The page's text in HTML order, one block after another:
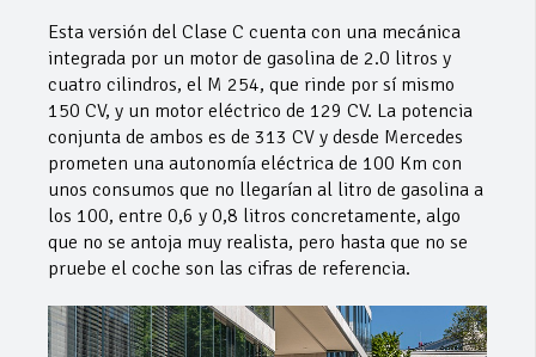
Esta versión del Clase C cuenta con una mecánica
integrada por un motor de gasolina de 2.0 litros y
cuatro cilindros, el M 254, que rinde por sí mismo
150 CV, y un motor eléctrico de 129 CV. La potencia
conjunta de ambos es de 313 CV y desde Mercedes
prometen una autonomía eléctrica de 100 Km con
unos consumos que no llegarían al litro de gasolina a
los 100, entre 0,6 y 0,8 litros concretamente, algo
que no se antoja muy realista, pero hasta que no se
pruebe el coche son las cifras de referencia.